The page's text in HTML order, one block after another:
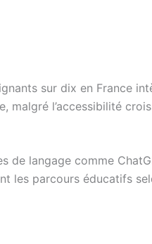
sur dix en France
malgré l’accessibilité
de langage comme
les parcours éducatifs